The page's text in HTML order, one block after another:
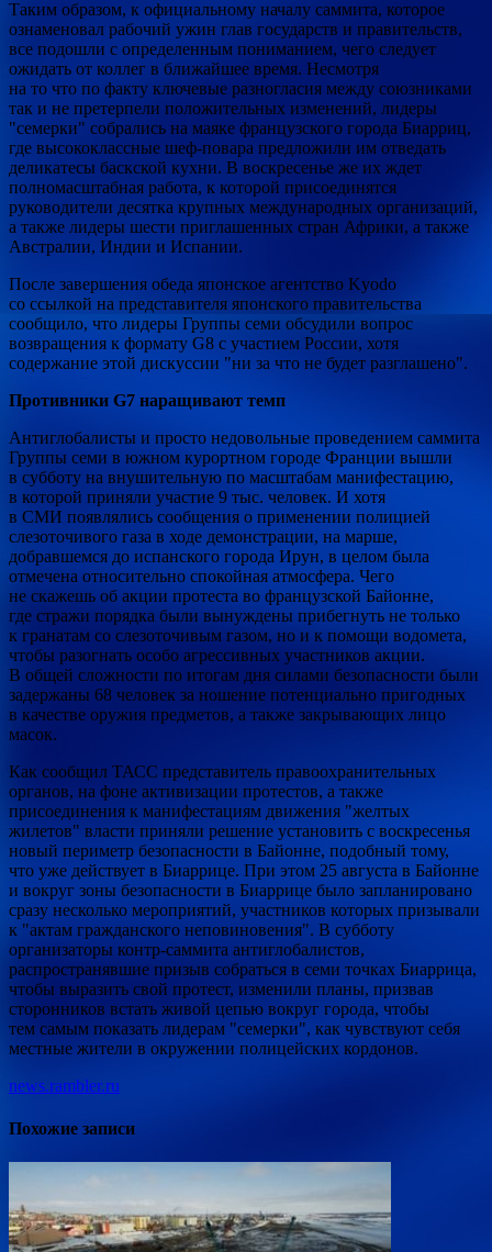
Таким образом, к официальному началу саммита, которое
ознаменовал рабочий ужин глав государств и правительств,
все подошли с определенным пониманием, чего следует
ожидать от коллег в ближайшее время. Несмотря
на то что по факту ключевые разногласия между союзниками
так и не претерпели положительных изменений, лидеры
"семерки" собрались на маяке французского города Биарриц,
где высококлассные шеф-повара предложили им отведать
деликатесы баскской кухни. В воскресенье же их ждет
полномасштабная работа, к которой присоединятся
руководители десятка крупных международных организаций,
а также лидеры шести приглашенных стран Африки, а также
Австралии, Индии и Испании.
После завершения обеда японское агентство Kyodo
со ссылкой на представителя японского правительства
сообщило, что лидеры Группы семи обсудили вопрос
возвращения к формату G8 с участием России, хотя
содержание этой дискуссии "ни за что не будет разглашено".
Противники G7 наращивают темп
Антиглобалисты и просто недовольные проведением саммита
Группы семи в южном курортном городе Франции вышли
в субботу на внушительную по масштабам манифестацию,
в которой приняли участие 9 тыс. человек. И хотя
в СМИ появлялись сообщения о применении полицией
слезоточивого газа в ходе демонстрации, на марше,
добравшемся до испанского города Ирун, в целом была
отмечена относительно спокойная атмосфера. Чего
не скажешь об акции протеста во французской Байонне,
где стражи порядка были вынуждены прибегнуть не только
к гранатам со слезоточивым газом, но и к помощи водомета,
чтобы разогнать особо агрессивных участников акции.
В общей сложности по итогам дня силами безопасности были
задержаны 68 человек за ношение потенциально пригодных
в качестве оружия предметов, а также закрывающих лицо
масок.
Как сообщил ТАСС представитель правоохранительных
органов, на фоне активизации протестов, а также
присоединения к манифестациям движения "желтых
жилетов" власти приняли решение установить с воскресенья
новый периметр безопасности в Байонне, подобный тому,
что уже действует в Биаррице. При этом 25 августа в Байонне
и вокруг зоны безопасности в Биаррице было запланировано
сразу несколько мероприятий, участников которых призывали
к "актам гражданского неповиновения". В субботу
организаторы контр-саммита антиглобалистов,
распространявшие призыв собраться в семи точках Биаррица,
чтобы выразить свой протест, изменили планы, призвав
сторонников встать живой цепью вокруг города, чтобы
тем самым показать лидерам "семерки", как чувствуют себя
местные жители в окружении полицейских кордонов.
news.rambler.ru
Похожие записи